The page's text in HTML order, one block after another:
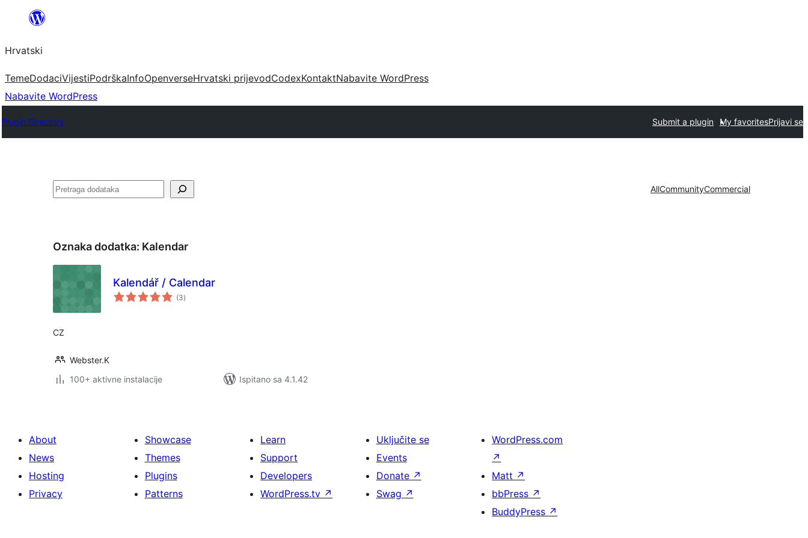
Skoči
sadržaja
Hrvatski
TemeDodaciVijestiPodrškaInfoOpenverseHrvatski prijevodCodexKontaktNabavite WordPress
Nabavite WordPress
Plugin Directory Submit a plugin My favoritesPrijavi se
Pretraga AllCommunityCommercial
Oznaka dodatka: Kalendar
Kalendář / Calendar
(3ukupna
ocijena
)
CZ
Webster.K
100+ aktivne instalacije
Ispitano sa 4.1.42
About
News
Hosting
Privacy
Showcase
Themes
Plugins
Patterns
Learn
Support
Developers
WordPress.tv ↗
Uključite se
Events
Donate ↗
Swag ↗
WordPress.com
↗
Matt ↗
bbPress ↗
BuddyPress ↗